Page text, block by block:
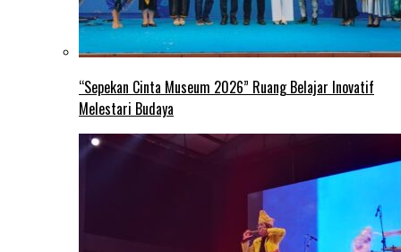
“Sepekan Cinta Museum 2026” Ruang Belajar Inovatif
Melestari Budaya